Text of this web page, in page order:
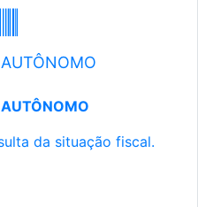
da situação fiscal.